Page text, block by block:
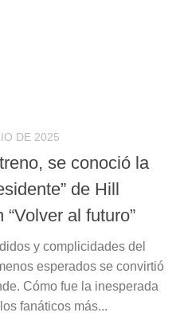
DE 2025
se conoció la
de Hill
al futuro”
y complicidades del
esperados se convirtió
Cómo fue la inesperada
fanáticos más...